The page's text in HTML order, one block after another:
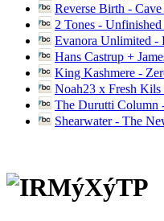
Reverse Birth -
2 Tones - Unfinished
Evanora Unlimited -
Hans Castrup +
King Kashmere -
Noah23 x Fresh
The Durutti Column
Shearwater - The